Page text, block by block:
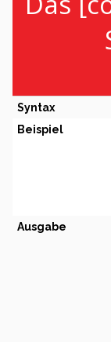
Syntax
Beispiel
Ausgabe